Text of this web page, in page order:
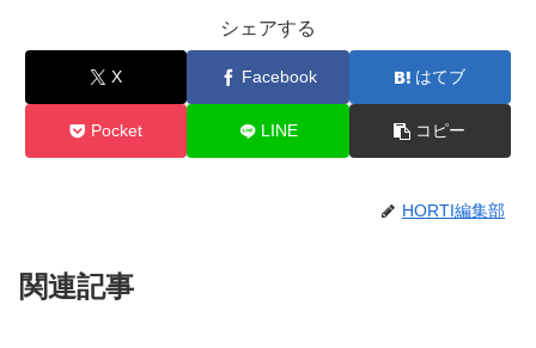
シェアする
X Facebook はてブ
Pocket LINE コピー
HORTI編集部
関連記事